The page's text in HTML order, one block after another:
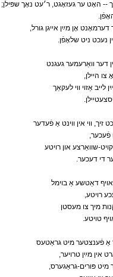
-- האָט ער געזאָגט, ר׳עט נאָך שפּילן
אָן מײַן אייגן גורל
נעכט ניט שלאָפֿן
דער וואַרעמער געגנט
צו היילן
לייב אַזוי ווי לעקאַך
זיך, ווי אין ווינט אַ פֿעדער
פֿעכער
שוואַרצע און רויטע
די דעכער
אויף דאַטשע אַ בוימל
רויטע
מיך צו מעסטן
טויטע
אַ פֿענצטער מיט גראַטעס
אין מײַן טרויער
מיט פּורים-גראַגערס